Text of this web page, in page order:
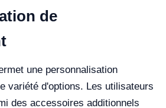
de
une personnalisation
variété d'options. Les utilisateurs
des accessoires additionnels